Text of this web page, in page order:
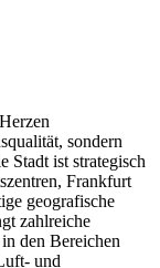
sondern
Stadt ist strategisch
Frankfurt
geografische
zahlreiche
den Bereichen
und